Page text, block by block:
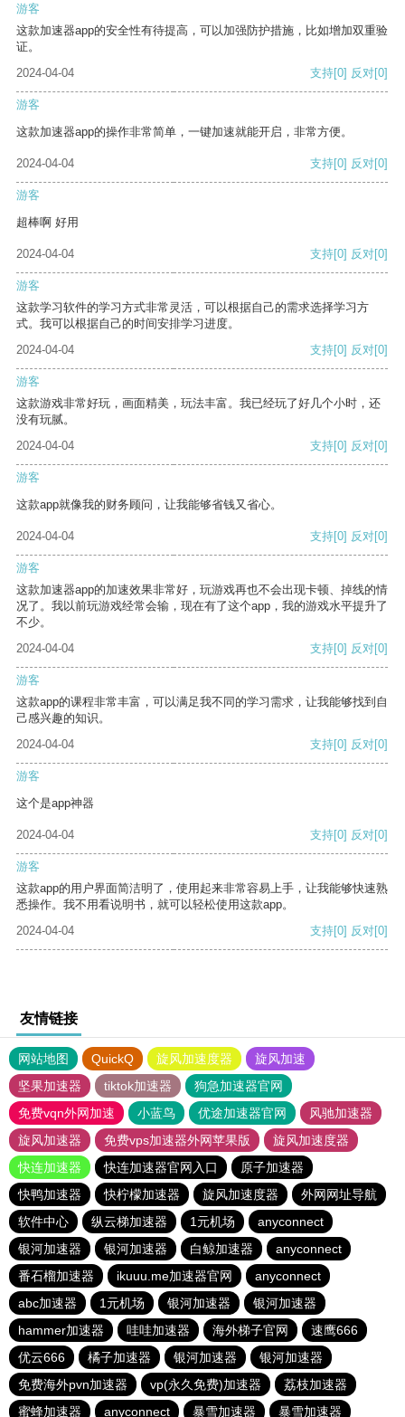
游客
这款加速器app的安全性有待提高，可以加强防护措施，比如增加双重验
证。
2024-04-04
支持[0] 反对[0]
游客
这款加速器app的操作非常简单，一键加速就能开启，非常方便。
2024-04-04 支持[0] 反对[0]
游客
超棒啊 好用
2024-04-04 支持[0] 反对[0]
游客
这款学习软件的学习方式非常灵活，可以根据自己的需求选择学习方
式。我可以根据自己的时间安排学习进度。
2024-04-04
支持[0] 反对[0]
游客
这款游戏非常好玩，画面精美，玩法丰富。我已经玩了好几个小时，还
没有玩腻。
2024-04-04
支持[0] 反对[0]
游客
这款app就像我的财务顾问，让我能够省钱又省心。
2024-04-04 支持[0] 反对[0]
游客
这款加速器app的加速效果非常好，玩游戏再也不会出现卡顿、掉线的情
况了。我以前玩游戏经常会输，现在有了这个app，我的游戏水平提升了
不少。
2024-04-04
支持[0] 反对[0]
游客
这款app的课程非常丰富，可以满足我不同的学习需求，让我能够找到自
己感兴趣的知识。
2024-04-04
支持[0] 反对[0]
游客
这个是app神器
2024-04-04 支持[0] 反对[0]
游客
这款app的用户界面简洁明了，使用起来非常容易上手，让我能够快速熟
悉操作。我不用看说明书，就可以轻松使用这款app。
2024-04-04
支持[0] 反对[0]
友情链接
网站地图 QuickQ 旋风加速度器
旋风加速
坚果加速器
tiktok加速器
狗急加速器官网
免费vqn外网加速
小蓝鸟 优途加速器官网
风驰加速器
旋风加速器
免费vps加速器外网苹果版
旋风加速度器
快连加速器
快连加速器官网入口
原子加速器
快鸭加速器
快柠檬加速器 旋风加速度器
外网网址导航
软件中心
纵云梯加速器 1元机场
anyconnect
银河加速器
银河加速器 白鲸加速器
anyconnect
番石榴加速器
ikuuu.me加速器官网
anyconnect
abc加速器
1元机场 银河加速器
银河加速器
hammer加速器
哇哇加速器 海外梯子官网
速鹰666
优云666
橘子加速器 银河加速器
银河加速器
免费海外pvn加速器
vp(永久免费)加速器
荔枝加速器
蜜蜂加速器
anyconnect 暴雪加速器 暴雪加速器